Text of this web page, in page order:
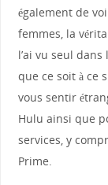
également de
femmes, la
l’ai vu seul
que ce soit à ce
vous sentir
Hulu ainsi que
services, y
Prime.